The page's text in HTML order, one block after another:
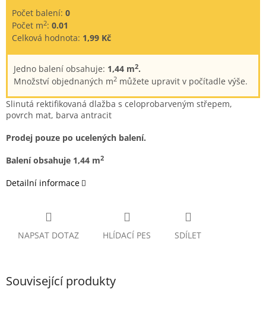
Počet balení: 0
Počet m2: 0.01
Celková hodnota: 1,99 Kč
Jedno balení obsahuje: 1,44 m2.
Množství objednaných m2 můžete upravit v počítadle výše.
Slinutá rektifikovaná dlažba s celoprobarveným střepem,
povrch mat, barva antracit
Prodej pouze po ucelených balení.
Balení obsahuje 1,44 m2
Detailní informace
NAPSAT DOTAZ HLÍDACÍ PES SDÍLET
Související produkty